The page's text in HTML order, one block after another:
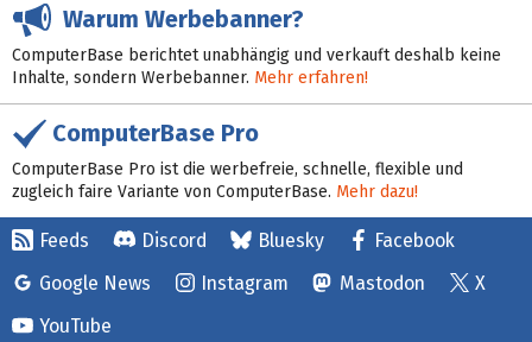
Warum Werbebanner?
ComputerBase berichtet unabhängig und verkauft deshalb keine
Inhalte, sondern Werbebanner. Mehr erfahren!
ComputerBase Pro
ComputerBase Pro ist die werbefreie, schnelle, flexible und
zugleich faire Variante von ComputerBase. Mehr dazu!
Feeds Discord Bluesky
Facebook
Google News
Instagram Mastodon
X
YouTube